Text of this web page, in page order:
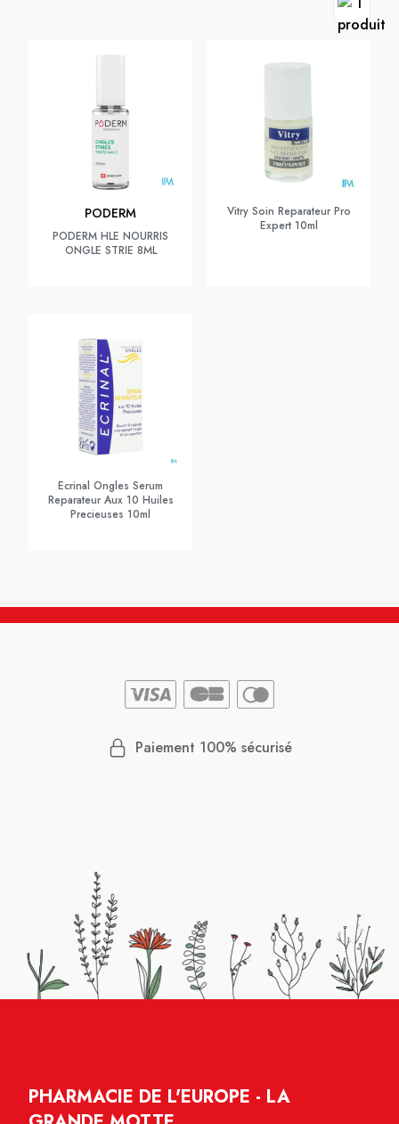
PODERM
PODERM HLE NOURRIS
ONGLE STRIE 8ML
Vitry Soin Reparateur Pro
Expert 10ml
Ecrinal Ongles Serum
Reparateur Aux 10 Huiles
Precieuses 10ml
Paiement 100% sécurisé
PHARMACIE DE L'EUROPE - LA